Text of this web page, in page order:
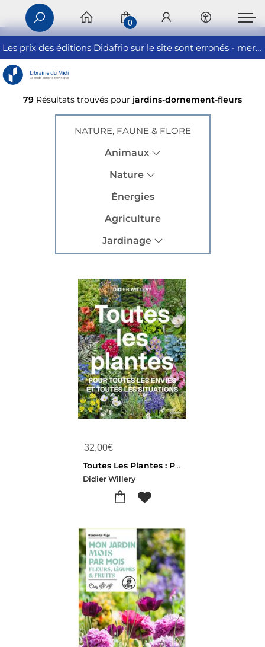
Les prix des éditions Didafrio sur le site sont erronés - merci de nous contacter
0
79 Résultats trouvés pour jardins-dornement-fleurs
NATURE, FAUNE & FLORE
Animaux
Nature
Énergies
Agriculture
Jardinage
32,00€
Toutes Les Plantes : Pour Toutes Les Envies Et Toutes Les Situations
Didier Willery